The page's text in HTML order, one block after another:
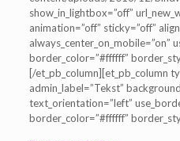
show_in_lightbox=”off”
animation=”off” sticky=”off”
always_center_on_mobile=”on”
border_color=”#ffffff”
[/et_pb_column][et_pb_column
admin_label=”Tekst”
text_orientation=”left”
border_color=”#ffffff”